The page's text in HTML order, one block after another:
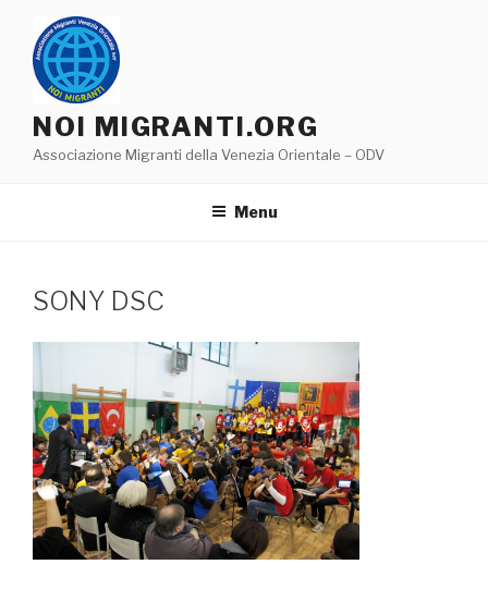
contenuto
NOI MIGRANTI.ORG
Associazione Migranti della Venezia Orientale – ODV
Menu
SONY DSC